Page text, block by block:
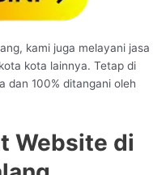
kami juga melayani jasa
kota lainnya. Tetap di
dan 100% ditangani oleh
Website di